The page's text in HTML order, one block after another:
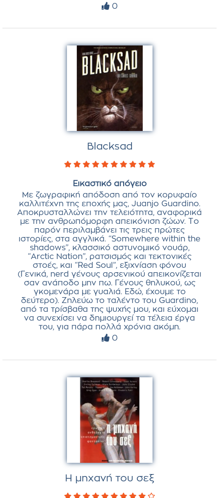
0
Blacksad
Εικαστικό απόγειο
Με ζωγραφική απόδοση από τον κορυφαίο
καλλιτέχνη της εποχής μας, Juanjo Guardino.
Αποκρυσταλλώνει την τελειότητα, αναφορικά
με την ανθρωπόμορφη απεικόνιση ζώων. Το
παρόν περιλαμβάνει τις τρεις πρώτες
ιστορίες, στα αγγλικά. “Somewhere within the
shadows”, κλασσικό αστυνομικό νουάρ,
“Arctic Nation”, ρατσισμός και τεκτονικές
στοές, και “Red Soul”, εξιχνίαση φόνου
(Γενικά, nerd γένους αρσενικού απεικονίζεται
σαν ανάποδο μην πω. Γένους θηλυκού, ως
γκομενάρα με γυαλιά. Εδώ, έχουμε το
δεύτερο). Ζηλεύω το ταλέντο του Guardino,
από τα τρίσβαθα της ψυχής μου, και εύχομαι
να συνεχίσει να δημιουργεί τα τέλεια έργα
του, για πάρα πολλά χρόνια ακόμη.
0
Η μηχανή του σεξ